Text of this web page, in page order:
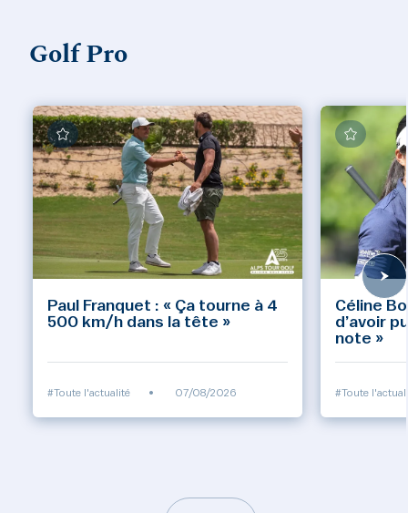
Golf Pro
Paul Franquet : « Ça tourne à 4
500 km/h dans la tête »
#Toute l'actualité • 07/08/2026
Céline
d’avoir
note »
#Toute